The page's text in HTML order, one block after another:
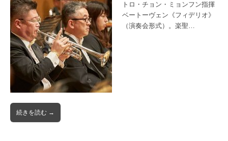
トロ・チョン・ミョンフン指揮
ベートーヴェン《フィデリオ》
（演奏会形式）。楽聖…
続きを読む →